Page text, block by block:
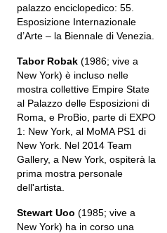
palazzo enciclopedico: 55.
Esposizione Internazionale
d’Arte – la Biennale di Venezia.
Tabor Robak (1986; vive a
New York) è incluso nelle
mostra collettive Empire State
al Palazzo delle Esposizioni di
Roma, e ProBio, parte di EXPO
1: New York, al MoMA PS1 di
New York. Nel 2014 Team
Gallery, a New York, ospiterà la
prima mostra personale
dell'artista.
Stewart Uoo (1985; vive a
New York) ha in corso una